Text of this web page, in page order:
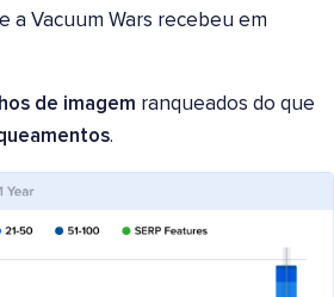
a Vacuum Wars recebeu em
de imagem ranqueados do que
.